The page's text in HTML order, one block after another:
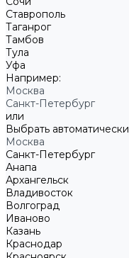
Ставрополь
Таганрог
Тамбов
Тула
Уфа
Например:
Москва
Санкт-Петербург
или
Выбрать автоматически
Москва
Санкт-Петербург
Анапа
Архангельск
Владивосток
Волгоград
Иваново
Казань
Краснодар